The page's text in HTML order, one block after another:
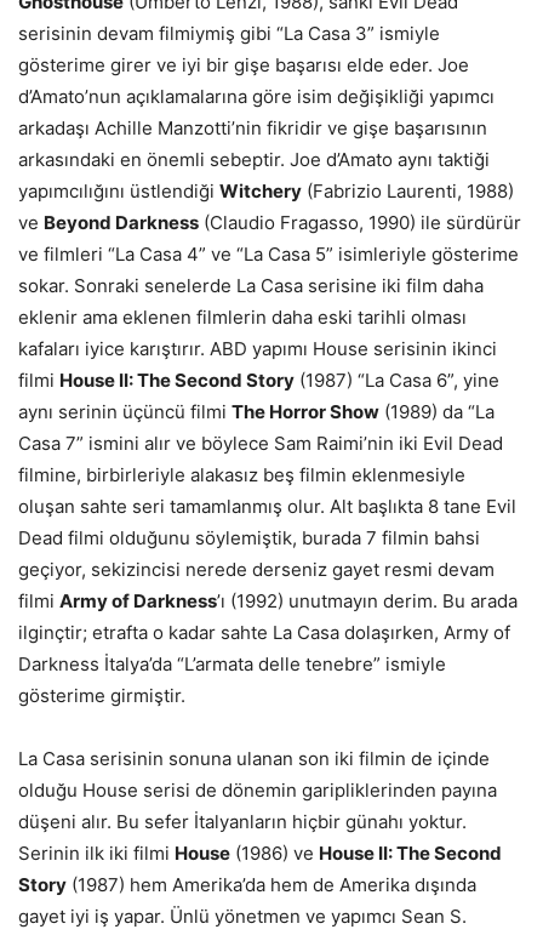
serisinin devam filmiymiş gibi “La Casa 3” ismiyle
gösterime girer ve iyi bir gişe başarısı elde eder. Joe
d’Amato’nun açıklamalarına göre isim değişikliği yapımcı
arkadaşı Achille Manzotti’nin fikridir ve gişe başarısının
arkasındaki en önemli sebeptir. Joe d’Amato aynı taktiği
yapımcılığını üstlendiği Witchery (Fabrizio Laurenti, 1988)
ve Beyond Darkness (Claudio Fragasso, 1990) ile sürdürür
ve filmleri “La Casa 4” ve “La Casa 5” isimleriyle gösterime
sokar. Sonraki senelerde La Casa serisine iki film daha
eklenir ama eklenen filmlerin daha eski tarihli olması
kafaları iyice karıştırır. ABD yapımı House serisinin ikinci
filmi House II: The Second Story (1987) “La Casa 6”, yine
aynı serinin üçüncü filmi The Horror Show (1989) da “La
Casa 7” ismini alır ve böylece Sam Raimi’nin iki Evil Dead
filmine, birbirleriyle alakasız beş filmin eklenmesiyle
oluşan sahte seri tamamlanmış olur. Alt başlıkta 8 tane Evil
Dead filmi olduğunu söylemiştik, burada 7 filmin bahsi
geçiyor, sekizincisi nerede derseniz gayet resmi devam
filmi Army of Darkness’ı (1992) unutmayın derim. Bu arada
ilginçtir; etrafta o kadar sahte La Casa dolaşırken, Army of
Darkness İtalya’da “L’armata delle tenebre” ismiyle
gösterime girmiştir.
La Casa serisinin sonuna ulanan son iki filmin de içinde
olduğu House serisi de dönemin garipliklerinden payına
düşeni alır. Bu sefer İtalyanların hiçbir günahı yoktur.
Serinin ilk iki filmi House (1986) ve House II: The Second
Story (1987) hem Amerika’da hem de Amerika dışında
gayet iyi iş yapar. Ünlü yönetmen ve yapımcı Sean S.